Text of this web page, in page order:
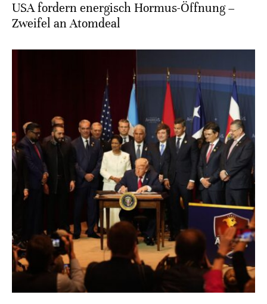
USA fordern energisch Hormus-Öffnung –
Zweifel an Atomdeal